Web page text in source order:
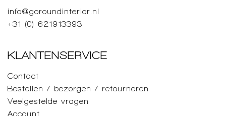
info@goroundinterior.nl
+31 (0) 621913393
KLANTENSERVICE
Contact
Bestellen / bezorgen / retourneren
Veelgestelde vragen
Account